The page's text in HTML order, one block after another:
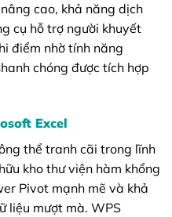
cao, khả năng dịch
cụ hỗ trợ người khuyết
điểm nhờ tính năng
chóng được tích hợp
Excel
thể tranh cãi trong lĩnh
kho thư viện hàm khổng
Pivot mạnh mẽ và khả
liệu mượt mà. WPS